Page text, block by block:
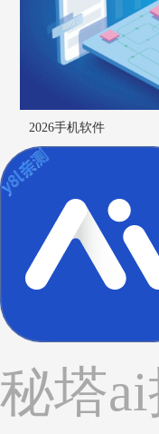
2026手机软件
秘塔